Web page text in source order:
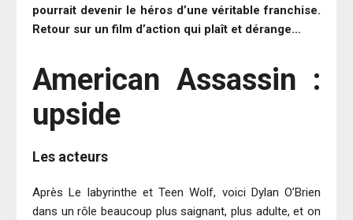
pourrait devenir le héros d’une véritable franchise.
Retour sur un film d’action qui plaît et dérange…
American Assassin :
upside
Les acteurs
Après Le labyrinthe et Teen Wolf, voici Dylan O’Brien
dans un rôle beaucoup plus saignant, plus adulte, et on